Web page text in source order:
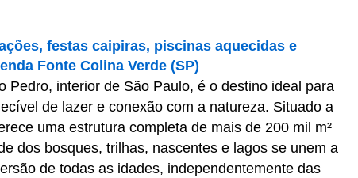
festas caipiras, piscinas aquecidas e
Fonte Colina Verde (SP)
Pedro, interior de São Paulo, é o destino ideal para
de lazer e conexão com a natureza. Situado a
uma estrutura completa de mais de 200 mil m²
dos bosques, trilhas, nascentes e lagos se unem a
de todas as idades, independentemente das